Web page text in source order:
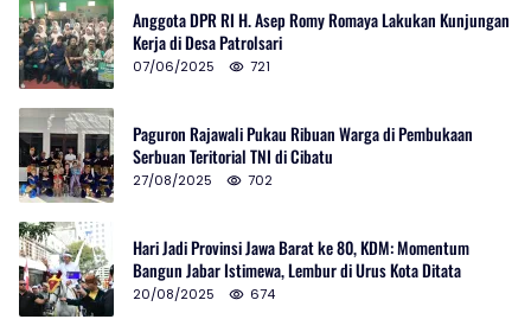
Anggota DPR RI H. Asep Romy Romaya Lakukan Kunjungan
Kerja di Desa Patrolsari
07/06/2025 721
Paguron Rajawali Pukau Ribuan Warga di Pembukaan
Serbuan Teritorial TNI di Cibatu
27/08/2025 702
Hari Jadi Provinsi Jawa Barat ke 80, KDM: Momentum
Bangun Jabar Istimewa, Lembur di Urus Kota Ditata
20/08/2025 674